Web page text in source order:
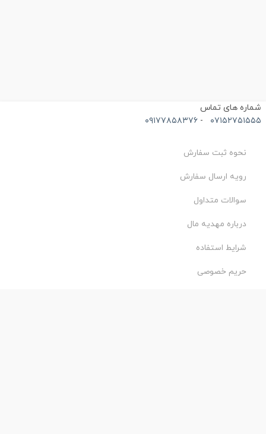
های تماس
- ۰۹۱۷۷۸۵۸۳۷۶
نحوه ثبت سفارش
رویه ارسال سفارش
سوالات متداول
درباره مهدیه مال
شرایط استفاده
حریم خصوصی